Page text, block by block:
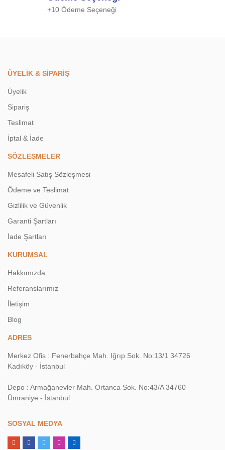
+10 Ödeme Seçeneği
ÜYELİK & SİPARİŞ
Üyelik
Sipariş
Teslimat
İptal & İade
SÖZLEŞMELER
Mesafeli Satış Sözleşmesi
Ödeme ve Teslimat
Gizlilik ve Güvenlik
Garanti Şartları
İade Şartları
KURUMSAL
Hakkımızda
Referanslarımız
İletişim
Blog
ADRES
Merkez Ofis : Fenerbahçe Mah. Iğrıp Sok. No:13/1 34726
Kadıköy - İstanbul
Depo : Armağanevler Mah. Ortanca Sok. No:43/A 34760
Ümraniye - İstanbul
SOSYAL MEDYA